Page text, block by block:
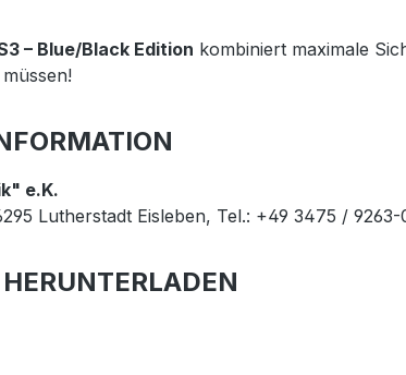
– Blue/Black Edition kombiniert maximale
e.K.
Lutherstadt Eisleben, Tel.: +49 3475 /